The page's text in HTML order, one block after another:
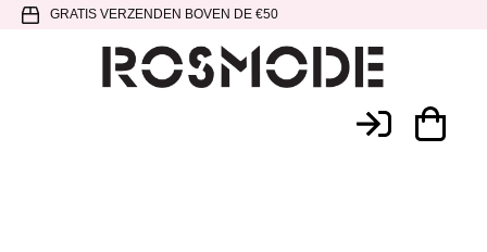
Spring
hoofdnavigatie
Door
SpringGRATIS VERZENDEN BOVEN DE €50